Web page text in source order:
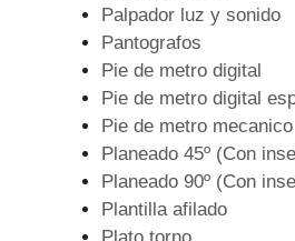
Palpador luz y sonido
Pantografos
Pie de metro digital
Pie de metro digital
Pie de metro mecanico
Planeado 45º (Con
Planeado 90º (Con
Plantilla afilado